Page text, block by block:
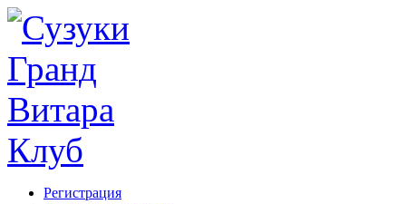
Регистрация